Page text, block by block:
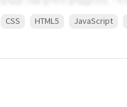
CSS HTML5 JavaScript